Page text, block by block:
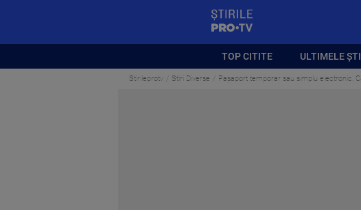
TOP CITITE ULTIMELE
Stirileprotv Stiri Diverse Pașaport temporar sau simplu electronic.